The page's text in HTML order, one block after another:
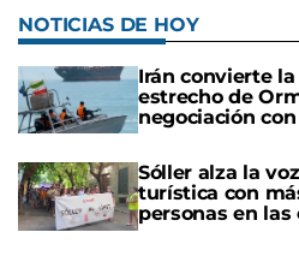
NOTICIAS DE HOY
Irán convierte
estrecho de
negociación con
Sóller alza la
turística con
personas en las